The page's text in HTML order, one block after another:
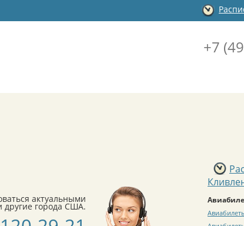
+7
актуальными
другие города США.